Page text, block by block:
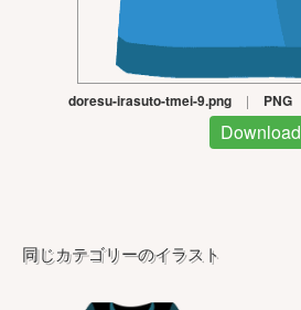
doresu-irasuto-tmei-9.png | PNG
Download
同じカテゴリーのイラスト